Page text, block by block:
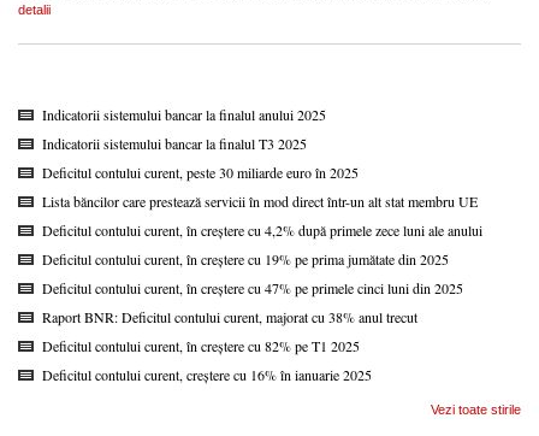
detalii
Indicatorii sistemului bancar la finalul anului 2025
Indicatorii sistemului bancar la finalul T3 2025
Deficitul contului curent, peste 30 miliarde euro în 2025
Lista băncilor care prestează servicii în mod direct într-un alt stat membru UE
Deficitul contului curent, în creștere cu 4,2% după primele zece luni ale anului
Deficitul contului curent, în creștere cu 19% pe prima jumătate din 2025
Deficitul contului curent, în creștere cu 47% pe primele cinci luni din 2025
Raport BNR: Deficitul contului curent, majorat cu 38% anul trecut
Deficitul contului curent, în creștere cu 82% pe T1 2025
Deficitul contului curent, creștere cu 16% în ianuarie 2025
Vezi toate stirile